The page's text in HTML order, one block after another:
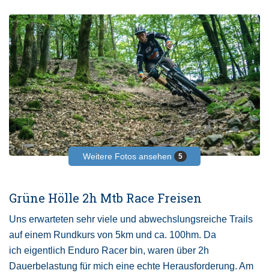
Weitere Fotos ansehen 5
Grüne Hölle 2h Mtb Race Freisen
Uns erwarteten sehr viele und abwechslungsreiche Trails
auf einem Rundkurs von 5km und ca. 100hm. Da
ich eigentlich Enduro Racer bin, waren über 2h
Dauerbelastung für mich eine echte Herausforderung. Am